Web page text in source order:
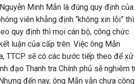
Minh Mẫn là đúng quy định của
viên khẳng định “không xin lỗi” thì
quy định thì mọi cán bộ, công chức
luận của cấp trên. Việc ông Mẫn
TTCP sẽ có các bước tiếp theo để
đạo Thanh tra Chính phủ sẽ nghiêm
đến nay, ông Mẫn vẫn chưa công